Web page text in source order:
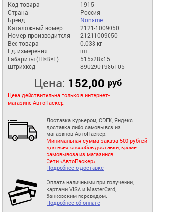
Код товара
1915
Страна
Россия
Бренд
Noname
Каталожный номер
2121-1009050
Номер производителя
21211009050
Вес товара
0.038 кг
Ед. измерения
шт.
Габариты (Ш×В×Г)
515x28x15
Штрихкод
8902901986105
Цена: 152,00 руб
Цена действительна только в интернет-
магазине АвтоПаскер.
Доставка курьером, CDEK, Яндекс
доставка либо самовывоз из
магазинов АвтоПаскер.
Минимальная сумма заказа 500 рублей
для всех способов доставки, кроме
самовывоза из магазинов
Сети «АвтоПаскер».
Подробнее о доставке
Оплата наличными при получении,
картами VISA и MasterCard,
банковским переводом.
Подробнее об оплате